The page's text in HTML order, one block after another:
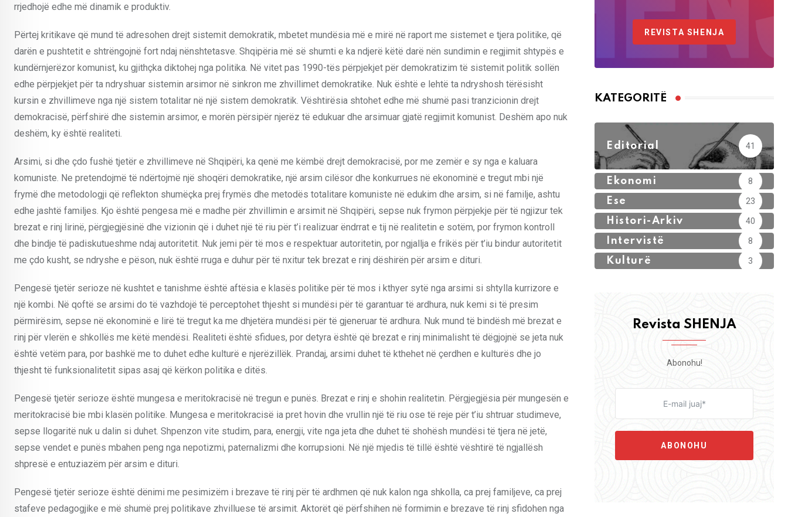
rrjedhojë edhe më dinamik e produktiv.
Përtej kritikave që mund të adresohen drejt sistemit demokratik, mbetet mundësia më e mirë në raport me sistemet e tjera politike, që
darën e pushtetit e shtrëngojnë fort ndaj nënshtetasve. Shqipëria më së shumti e ka ndjerë këtë darë nën sundimin e regjimit shtypës e
kundërnjerëzor komunist, ku gjithçka diktohej nga politika. Në vitet pas 1990-tës përpjekjet për demokratizim të sistemit politik sollën
edhe përpjekjet për ta ndryshuar sistemin arsimor në sinkron me zhvillimet demokratike. Nuk është e lehtë ta ndryshosh tërësisht
kursin e zhvillimeve nga një sistem totalitar në një sistem demokratik. Vështirësia shtohet edhe më shumë pasi tranzicionin drejt
demokracisë, përfshirë dhe sistemin arsimor, e morën përsipër njerëz të edukuar dhe arsimuar gjatë regjimit komunist. Deshëm apo nuk
deshëm, ky është realiteti.
Arsimi, si dhe çdo fushë tjetër e zhvillimeve në Shqipëri, ka qenë me këmbë drejt demokracisë, por me zemër e sy nga e kaluara
komuniste. Ne pretendojmë të ndërtojmë një shoqëri demokratike, një arsim cilësor dhe konkurrues në ekonominë e tregut mbi një
frymë dhe metodologji që reflekton shumëçka prej frymës dhe metodës totalitare komuniste në edukim dhe arsim, si në familje, ashtu
edhe jashtë familjes. Kjo është pengesa më e madhe për zhvillimin e arsimit në Shqipëri, sepse nuk frymon përpjekje për të ngjizur tek
brezat e rinj lirinë, përgjegjësinë dhe vizionin që i duhet një të riu për t’i realizuar ëndrrat e tij në realitetin e sotëm, por frymon kontroll
dhe bindje të padiskutueshme ndaj autoritetit. Nuk jemi për të mos e respektuar autoritetin, por ngjallja e frikës për t’iu bindur autoritetit
me çdo kusht, se ndryshe e pëson, nuk është rruga e duhur për të nxitur tek brezat e rinj dëshirën për arsim e dituri.
Pengesë tjetër serioze në kushtet e tanishme është aftësia e klasës politike për të mos i kthyer sytë nga arsimi si shtylla kurrizore e
një kombi. Në qoftë se arsimi do të vazhdojë të perceptohet thjesht si mundësi për të garantuar të ardhura, nuk kemi si të presim
përmirësim, sepse në ekonominë e lirë të tregut ka me dhjetëra mundësi për të gjeneruar të ardhura. Nuk mund të bindësh më brezat e
rinj për vlerën e shkollës me këtë mendësi. Realiteti është sfidues, por detyra është që brezat e rinj minimalisht të dëgjojnë se jeta nuk
është vetëm para, por bashkë me to duhet edhe kulturë e njerëzillëk. Prandaj, arsimi duhet të kthehet në çerdhen e kulturës dhe jo
thjesht të funksionalitetit sipas asaj që kërkon politika e ditës.
Pengesë tjetër serioze është mungesa e meritokracisë në tregun e punës. Brezat e rinj e shohin realitetin. Përgjegjësia për mungesën e
meritokracisë bie mbi klasën politike. Mungesa e meritokracisë ia pret hovin dhe vrullin një të riu ose të reje për t’iu shtruar studimeve,
sepse llogaritë nuk u dalin si duhet. Shpenzon vite studim, para, energji, vite nga jeta dhe duhet të shohësh mundësi të tjera në jetë,
sepse vendet e punës mbahen peng nga nepotizmi, paternalizmi dhe korrupsioni. Në një mjedis të tillë është vështirë të ngjallësh
shpresë e entuziazëm për arsim e dituri.
Pengesë tjetër serioze është dënimi me pesimizëm i brezave të rinj për të ardhmen që nuk kalon nga shkolla, ca prej familjeve, ca prej
stafeve pedagogjike e më shumë prej politikave zhvilluese të arsimit. Aktorët që përfshihen në formimin e brezave të rinj sfidohen nga
REVISTA SHENJA
KATEGORITË
Editorial 41
Ekonomi 8
Ese 23
Histori-Arkiv 40
Intervistë 8
Kulturë 3
Revista SHENJA
Abonohu!
ABONOHU